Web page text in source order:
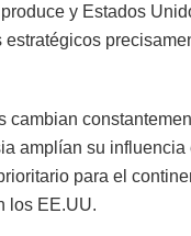
y Estados
amplían su
para el
los EE.UU.